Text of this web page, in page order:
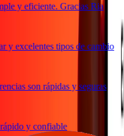
y eficiente. Gracias Ria
excelentes tipos de cambio
son rápidas y seguras
y confiable